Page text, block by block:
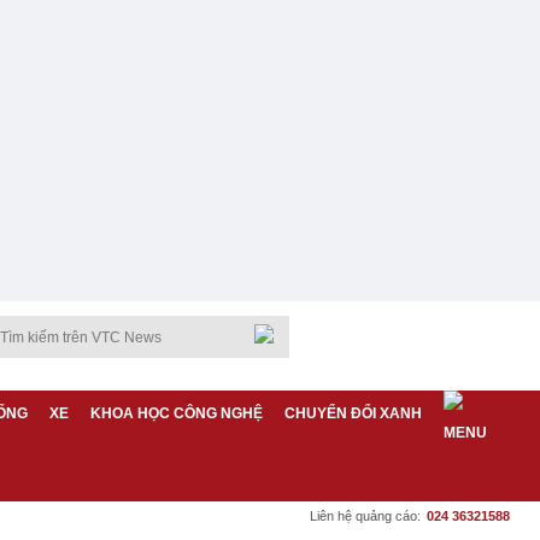
XE KHOA HỌC CÔNG NGHỆ CHUYỂN ĐỔI XANH
Liên hệ quảng cáo: 024 36321588